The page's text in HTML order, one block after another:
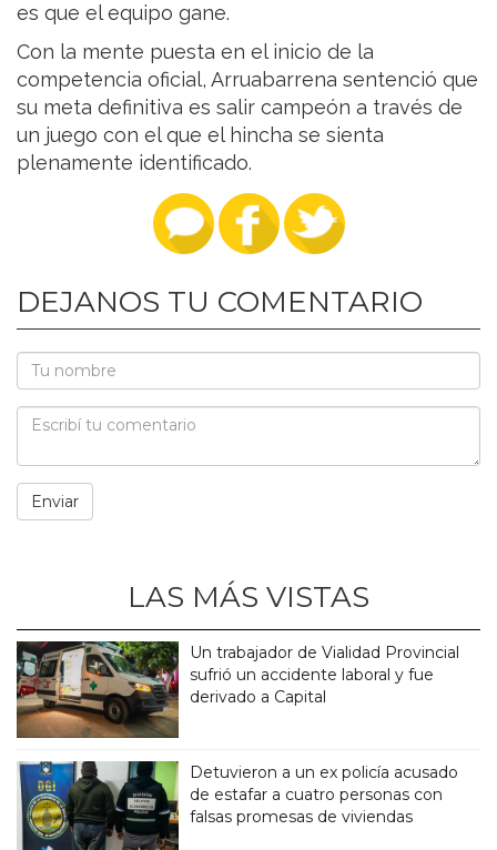
es que el equipo gane.
Con la mente puesta en el inicio de la
competencia oficial, Arruabarrena sentenció que
su meta definitiva es salir campeón a través de
un juego con el que el hincha se sienta
plenamente identificado.
DEJANOS TU COMENTARIO
LAS MÁS VISTAS
Un trabajador de Vialidad Provincial
sufrió un accidente laboral y fue
derivado a Capital
Detuvieron a un ex policía acusado
de estafar a cuatro personas con
falsas promesas de viviendas